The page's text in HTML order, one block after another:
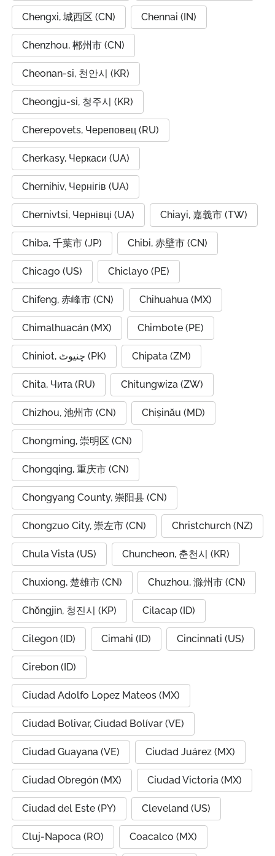
Chengxi, 城西区 (CN) Chennai (IN)
Chenzhou, 郴州市 (CN)
Cheonan-si, 천안시 (KR)
Cheongju-si, 청주시 (KR)
Cherepovets, Череповец (RU)
Cherkasy, Черкаси (UA)
Chernihiv, Чернігів (UA)
Chernivtsi, Чернівці (UA) Chiayi, 嘉義市 (TW)
Chiba, 千葉市 (JP) Chibi, 赤壁市 (CN)
Chicago (US) Chiclayo (PE)
Chifeng, 赤峰市 (CN) Chihuahua (MX)
Chimalhuacán (MX) Chimbote (PE)
Chiniot, چنیوٹ (PK) Chipata (ZM)
Chita, Чита (RU) Chitungwiza (ZW)
Chizhou, 池州市 (CN) Chișinău (MD)
Chongming, 崇明区 (CN)
Chongqing, 重庆市 (CN)
Chongyang County, 崇阳县 (CN)
Chongzuo City, 崇左市 (CN) Christchurch (NZ)
Chula Vista (US) Chuncheon, 춘천시 (KR)
Chuxiong, 楚雄市 (CN) Chuzhou, 滁州市 (CN)
Chŏngjin, 청진시 (KP) Cilacap (ID)
Cilegon (ID) Cimahi (ID) Cincinnati (US)
Cirebon (ID)
Ciudad Adolfo Lopez Mateos (MX)
Ciudad Bolivar, Ciudad Bolívar (VE)
Ciudad Guayana (VE) Ciudad Juárez (MX)
Ciudad Obregón (MX) Ciudad Victoria (MX)
Ciudad del Este (PY) Cleveland (US)
Cluj-Napoca (RO) Coacalco (MX)